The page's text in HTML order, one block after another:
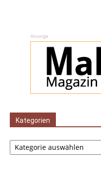
Anzeige
Kategorien
Kategorien